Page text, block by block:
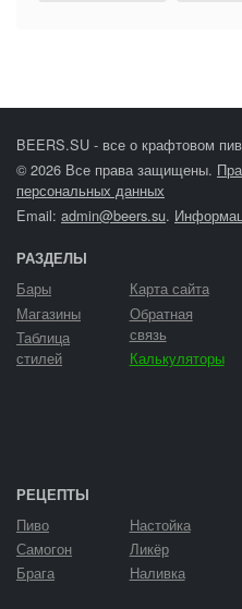
BEERS.SU - все о крафтовом
© 2026 Все права защищены.
персональных данных
Email: admin@beers.su.
РАЗДЕЛЫ
Бары
Магазины
Таблица
стилей
Карта сайта
Обратная
связь
Калькуляторы
РЕЦЕПТЫ
Пиво
Самогон
Брага
Настойка
Ликёр
Наливка